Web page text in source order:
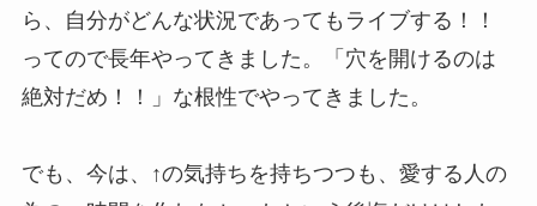
ら、自分がどんな状況であってもライブする！！
ってので長年やってきました。「穴を開けるのは
絶対だめ！！」な根性でやってきました。
でも、今は、↑の気持ちを持ちつつも、愛する人の